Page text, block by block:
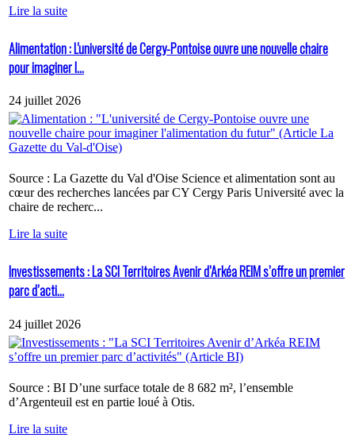
Lire la suite
Alimentation : L'université de Cergy-Pontoise ouvre une nouvelle chaire
pour imaginer l...
24 juillet 2026
Source : La Gazette du Val d'Oise Science et alimentation sont au
cœur des recherches lancées par CY Cergy Paris Université avec la
chaire de recherc...
Lire la suite
Investissements : La SCI Territoires Avenir d’Arkéa REIM s’offre un premier
parc d’acti...
24 juillet 2026
Source : BI D’une surface totale de 8 682 m², l’ensemble
d’Argenteuil est en partie loué à Otis.
Lire la suite